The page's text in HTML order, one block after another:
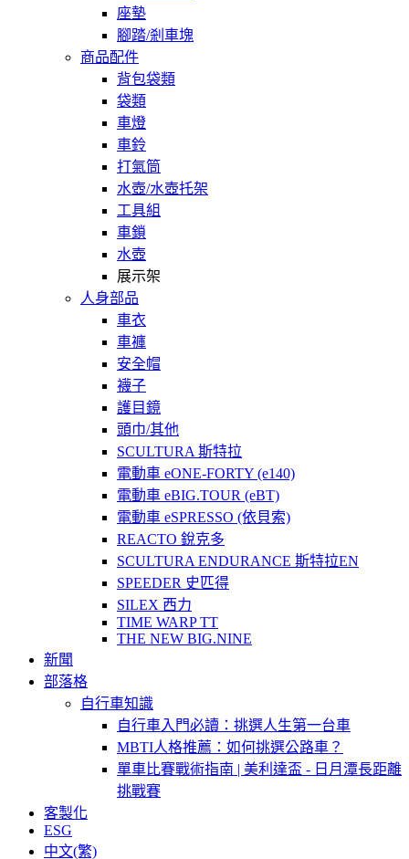
座墊
腳踏/剎車塊
商品配件
背包袋類
袋類
車燈
車鈴
打氣筒
水壺/水壺托架
工具組
車鎖
水壺
展示架
人身部品
車衣
車褲
安全帽
襪子
護目鏡
頭巾/其他
SCULTURA 斯特拉
電動車 eONE-FORTY (e140)
電動車 eBIG.TOUR (eBT)
電動車 eSPRESSO (依貝索)
REACTO 銳克多
SCULTURA ENDURANCE 斯特拉EN
SPEEDER 史匹得
SILEX 西力
TIME WARP TT
THE NEW BIG.NINE
新聞
部落格
自行車知識
自行車入門必讀：挑選人生第一台車
MBTI人格推薦：如何挑選公路車？
單車比賽戰術指南 | 美利達盃 - 日月潭長距離
挑戰賽
客製化
ESG
中文(繁)